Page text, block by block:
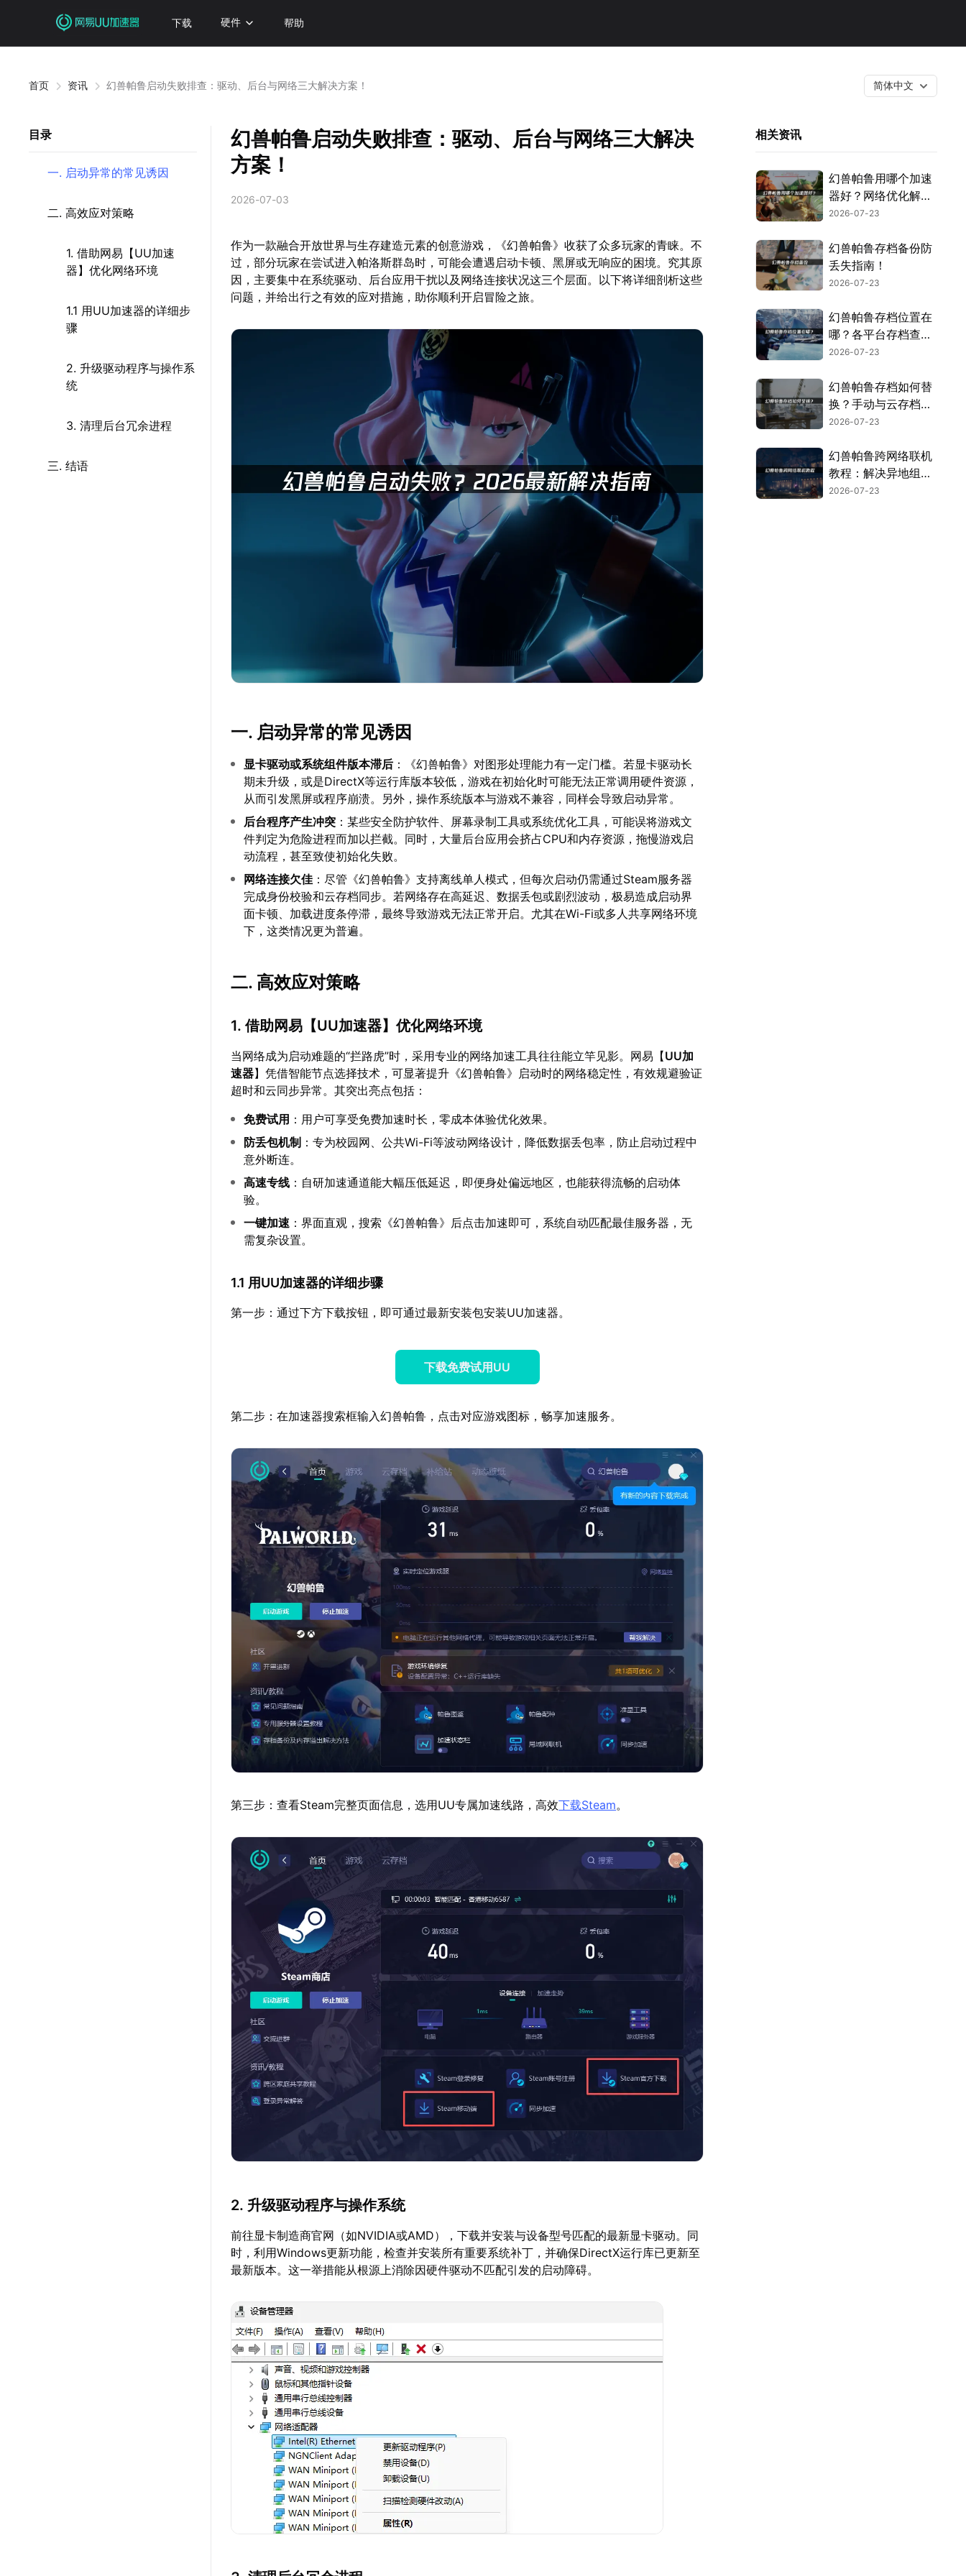
下载 硬件 帮助
首页 资讯 幻兽帕鲁启动失败排查：驱动、后台与网络三大解决方案！ 简体中文
目录
一. 启动异常的常见诱因
二. 高效应对策略
1. 借助网易【UU加速
器】优化网络环境
1.1 用UU加速器的详细步
骤
2. 升级驱动程序与操作系
统
3. 清理后台冗余进程
三. 结语
幻兽帕鲁启动失败排查：驱动、后台与网络三大解决
方案！
2026-07-03
作为一款融合开放世界与生存建造元素的创意游戏，《幻兽帕鲁》收获了众多玩家的青睐。不
过，部分玩家在尝试进入帕洛斯群岛时，可能会遭遇启动卡顿、黑屏或无响应的困境。究其原
因，主要集中在系统驱动、后台应用干扰以及网络连接状况这三个层面。以下将详细剖析这些
问题，并给出行之有效的应对措施，助你顺利开启冒险之旅。
一. 启动异常的常见诱因
显卡驱动或系统组件版本滞后 ：《幻兽帕鲁》对图形处理能力有一定门槛。若显卡驱动长
期未升级，或是DirectX等运行库版本较低，游戏在初始化时可能无法正常调用硬件资源，
从而引发黑屏或程序崩溃。另外，操作系统版本与游戏不兼容，同样会导致启动异常。
后台程序产生冲突 ：某些安全防护软件、屏幕录制工具或系统优化工具，可能误将游戏文
件判定为危险进程而加以拦截。同时，大量后台应用会挤占CPU和内存资源，拖慢游戏启
动流程，甚至致使初始化失败。
网络连接欠佳 ：尽管《幻兽帕鲁》支持离线单人模式，但每次启动仍需通过Steam服务器
完成身份校验和云存档同步。若网络存在高延迟、数据丢包或剧烈波动，极易造成启动界
面卡顿、加载进度条停滞，最终导致游戏无法正常开启。尤其在Wi-Fi或多人共享网络环境
下，这类情况更为普遍。
二. 高效应对策略
1. 借助网易【UU加速器】优化网络环境
当网络成为启动难题的“拦路虎”时，采用专业的网络加速工具往往能立竿见影。网易【UU加
速器】凭借智能节点选择技术，可显著提升《幻兽帕鲁》启动时的网络稳定性，有效规避验证
超时和云同步异常。其突出亮点包括：
免费试用 ：用户可享受免费加速时长，零成本体验优化效果。
防丢包机制 ：专为校园网、公共Wi-Fi等波动网络设计，降低数据丢包率，防止启动过程中
意外断连。
高速专线 ：自研加速通道能大幅压低延迟，即便身处偏远地区，也能获得流畅的启动体
验。
一键加速 ：界面直观，搜索《幻兽帕鲁》后点击加速即可，系统自动匹配最佳服务器，无
需复杂设置。
1.1 用UU加速器的详细步骤
第一步：通过下方下载按钮，即可通过最新安装包安装UU加速器。
下载免费试用UU
第二步：在加速器搜索框输入幻兽帕鲁，点击对应游戏图标，畅享加速服务。
第三步：查看Steam完整页面信息，选用UU专属加速线路，高效下载Steam。
2. 升级驱动程序与操作系统
前往显卡制造商官网（如NVIDIA或AMD），下载并安装与设备型号匹配的最新显卡驱动。同
时，利用Windows更新功能，检查并安装所有重要系统补丁，并确保DirectX运行库已更新至
最新版本。这一举措能从根源上消除因硬件驱动不匹配引发的启动障碍。
相关资讯
幻兽帕鲁用哪个加速
器好？网络优化解决
方案！
2026-07-23
幻兽帕鲁存档备份防
丢失指南！
2026-07-23
幻兽帕鲁存档位置在
哪？各平台存档查找
指南！
2026-07-23
幻兽帕鲁存档如何替
换？手动与云存档两
大方案！
2026-07-23
幻兽帕鲁跨网络联机
教程：解决异地组网
卡顿指南！
2026-07-23